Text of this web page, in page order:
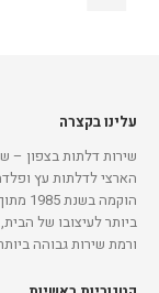
עלינו בקצרה
שירות דלתות בצפון –
הארצי לדלתות עץ
ביותר לעיצובו של
ורמת שירות גבוהה